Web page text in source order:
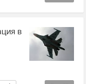
МВД РФ (Министерство внутренних дел Российской Федерации)
в